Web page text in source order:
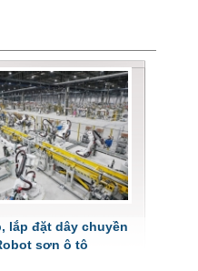
lắp đặt dây chuyền
sơn ô tô